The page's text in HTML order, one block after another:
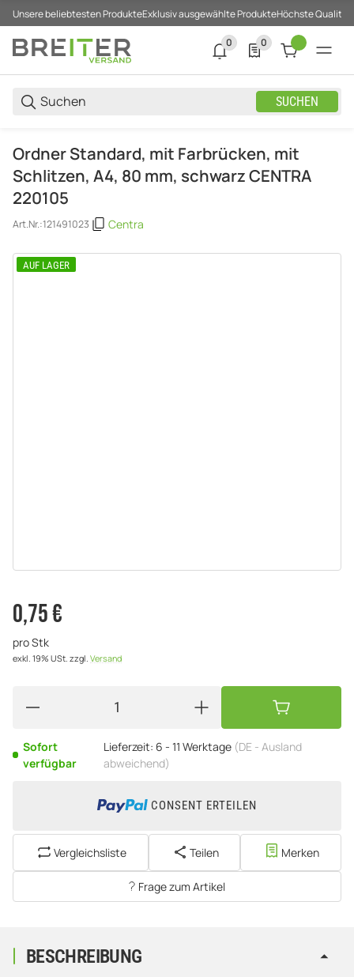
Unsere beliebtesten ProdukteExklusiv ausgewählte ProdukteHöchste Qualität
SUCHEN
0
0 neue Notifizierungen
0
0 Produkte in der
Centra
Ordner Standard, mit Farbrücken, mit
Schlitzen, A4, 80 mm, schwarz CENTRA
220105
Art.Nr.:121491023
AUF LAGER
0,75 €
pro Stk
exkl. 19% USt. zzgl. Versand
Sofort
verfügbar
Lieferzeit: 6 - 11 Werktage (DE - Ausland
abweichend)
CONSENT ERTEILEN
Vergleichsliste Teilen Merken
Frage zum Artikel
BESCHREIBUNG